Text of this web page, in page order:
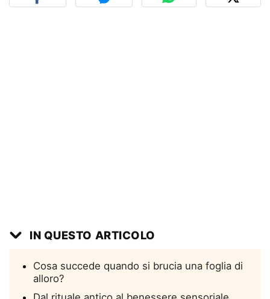
IN QUESTO ARTICOLO
Cosa succede quando si brucia una foglia di
alloro?